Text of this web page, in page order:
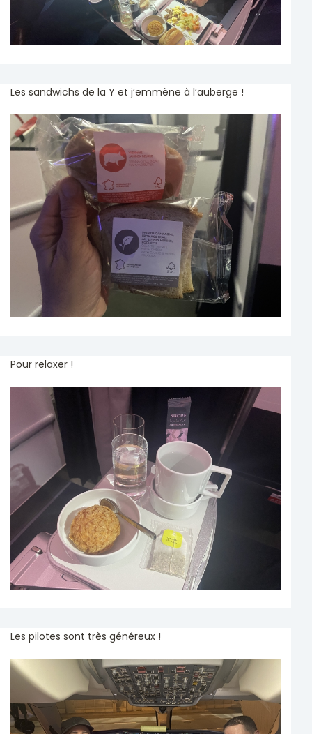
Les sandwichs de la Y et j’emmène à l’auberge !
Pour relaxer !
Les pilotes sont très généreux !